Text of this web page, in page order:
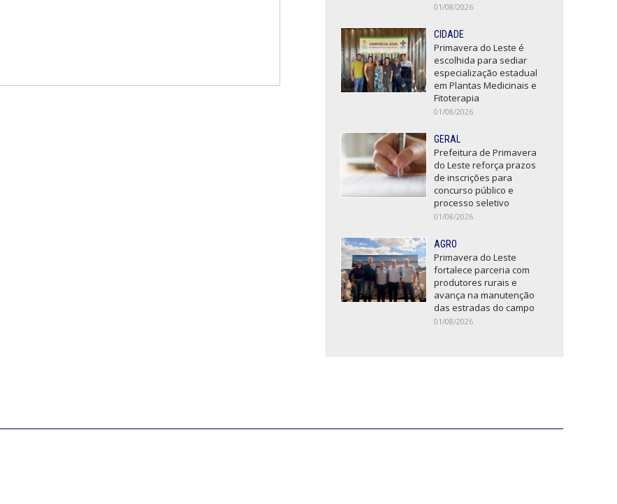
01/08/2026
CIDADE
Primavera do Leste é
escolhida para sediar
especialização estadual
em Plantas Medicinais e
Fitoterapia
01/08/2026
GERAL
Prefeitura de Primavera
do Leste reforça prazos
de inscrições para
concurso público e
processo seletivo
01/08/2026
AGRO
Primavera do Leste
fortalece parceria com
produtores rurais e
avança na manutenção
das estradas do campo
01/08/2026